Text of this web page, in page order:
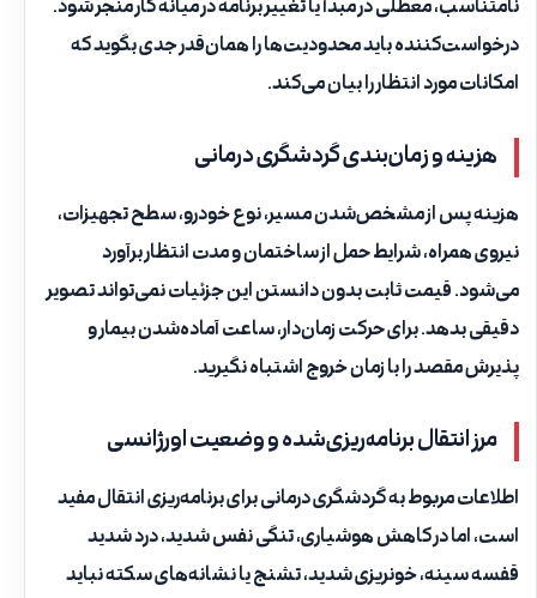
نامتناسب، معطلی در مبدأ یا تغییر برنامه در میانه کار منجر شود.
درخواست‌کننده باید محدودیت‌ها را همان‌قدر جدی بگوید که
امکانات مورد انتظار را بیان می‌کند.
هزینه و زمان‌بندی گردشگری درمانی
هزینه پس از مشخص‌شدن مسیر، نوع خودرو، سطح تجهیزات،
نیروی همراه، شرایط حمل از ساختمان و مدت انتظار برآورد
می‌شود. قیمت ثابت بدون دانستن این جزئیات نمی‌تواند تصویر
دقیقی بدهد. برای حرکت زمان‌دار، ساعت آماده‌شدن بیمار و
پذیرش مقصد را با زمان خروج اشتباه نگیرید.
مرز انتقال برنامه‌ریزی‌شده و وضعیت اورژانسی
اطلاعات مربوط به گردشگری درمانی برای برنامه‌ریزی انتقال مفید
است، اما در کاهش هوشیاری، تنگی نفس شدید، درد شدید
قفسه سینه، خونریزی شدید، تشنج یا نشانه‌های سکته نباید